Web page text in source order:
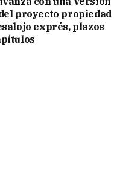
proyecto propiedad
exprés, plazos